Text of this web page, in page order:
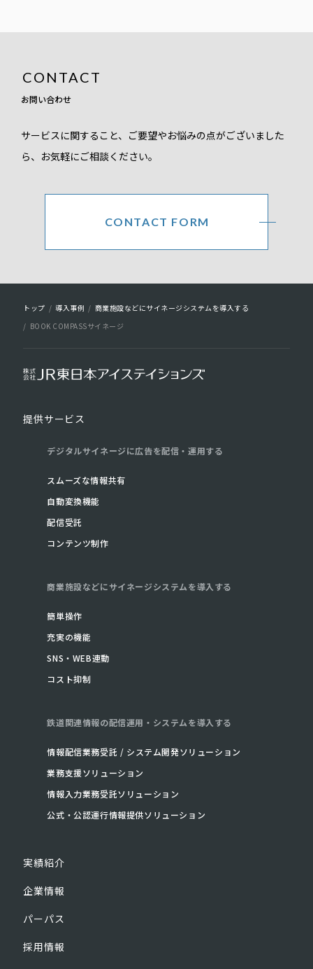
お問い合わせ
サービスに関すること、ご要望やお悩みの点がございました
ら、お気軽にご相談ください。
CONTACT FORM
パ
ン
ず
ス
トップ 導入事例
商業施設などにサイネージシステムを導入する
BOOK COMPASSサイネージ
フ
提供サービス
デジタルサイネージに広告を配信・運⽤する
スムーズな情報共有
自動変換機能
配信受託
コンテンツ制作
商業施設などにサイネージシステムを導入する
簡単操作
充実の機能
SNS・WEB連動
コスト抑制
鉄道関連情報の配信運用・システムを導入する
情報配信業務受託 / システム開発ソリューション
業務支援ソリューション
情報入力業務受託ソリューション
公式・公認運行情報提供ソリューション
実績紹介
企業情報
パーパス
採用情報